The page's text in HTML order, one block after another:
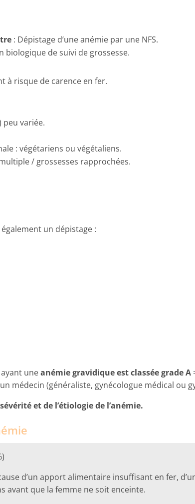
: Dépistage d’une anémie par une NFS.
biologique de suivi de grossesse.
à risque de carence en fer.
peu variée.
: végétariens ou végétaliens.
/ grossesses rapprochées.
un dépistage :
ayant uneanémie gravidique est classée grade A
médecin (généraliste, gynécologue médical ou
et de l’étiologie de l’anémie.
d’un apport alimentaire insuffisant en fer,
avant que la femme ne soit enceinte.